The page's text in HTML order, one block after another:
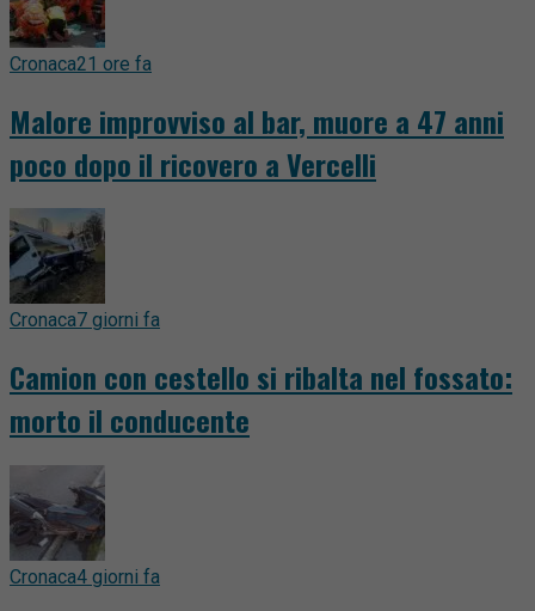
Cronaca21 ore fa
Malore improvviso al bar, muore a 47 anni
poco dopo il ricovero a Vercelli
Cronaca7 giorni fa
Camion con cestello si ribalta nel fossato:
morto il conducente
Cronaca4 giorni fa